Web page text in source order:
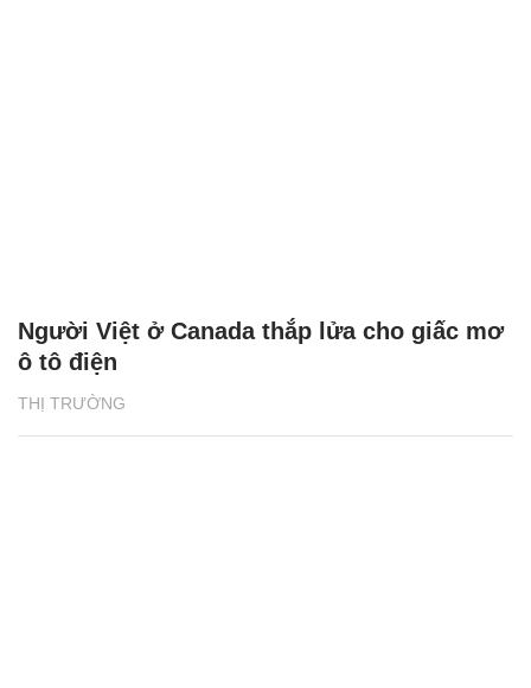
THỊ TRƯỜNG
Người Việt ở Canada thắp lửa cho giấc mơ
ô tô điện